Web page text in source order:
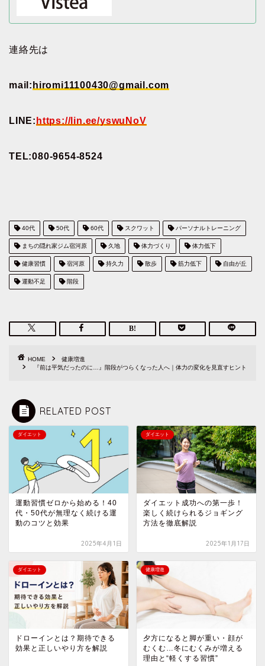
連絡先は
mail: hiromi11100430@gmail.com
LINE: https://lin.ee/yswuNoV
TEL:080-9654-8524
40代 50代 60代 スクワット パーソナルトレーニング
まちの隠れ家ジム宿河原 久地 体力づくり 体力低下
健康習慣 宿河原 持久力 散歩 筋力低下 自由が丘
運動不足 階段
HOME
健康増進
『前は平気だったのに…』階段がつらくなった人へ｜体力の変化を見直すヒント
RELATED POST
ダイエット
運動習慣ゼロから始める！40
代・50代が無理なく続ける運
動のコツと効果
2025年4月1日
ダイエット
ダイエット成功への第一歩！
楽しく続けられるジョギング
方法を徹底解説
2025年1月17日
ダイエット
ドローインとは？期待できる
効果と正しいやり方を解説
健康増進
夕方になると脚が重い・顔が
むくむ…冬にむくみが増える
理由と“軽くする習慣”